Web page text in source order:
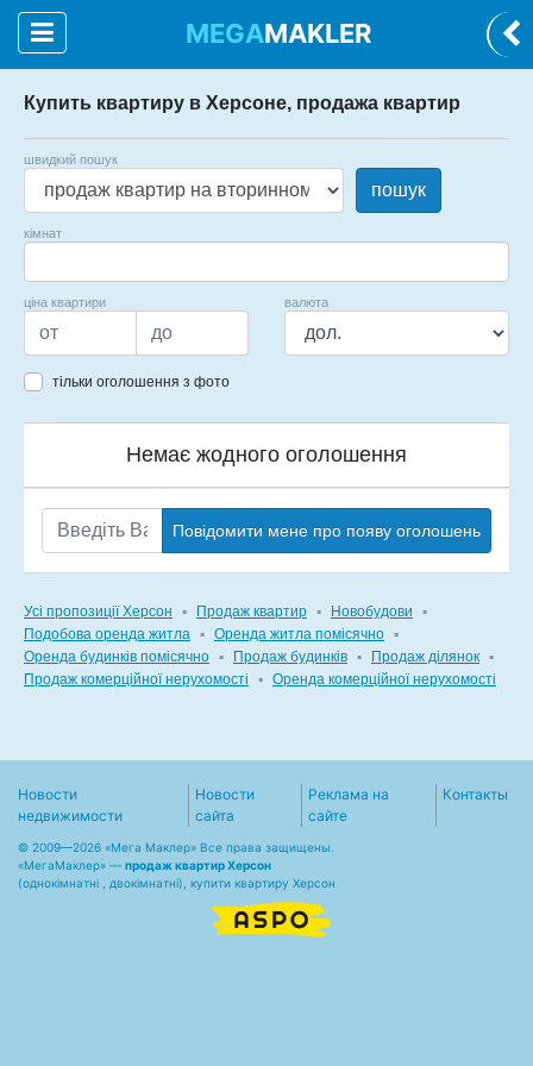
MEGAMAKLER
Купить квартиру в Херсоне, продажа квартир
швидкий пошук
пошук
кімнат
ціна квартири валюта
тільки оголошення з фото
Немає жодного оголошення
Повідомити мене про появу оголошень
Усі пропозиції Херсон ▪ Продаж квартир ▪ Новобудови
▪
Подобова оренда житла ▪ Оренда житла помісячно ▪
Оренда будинків помісячно ▪ Продаж будинків ▪ Продаж ділянок ▪
Продаж комерційної нерухомості
▪ Оренда комерційної нерухомості
Новости
недвижимости
Новости
сайта
Реклама на
сайте
Контакты
© 2009—2026 «Мега Маклер» Все права защищены.
«МегаМаклер» — продаж квартир Херсон
(однокімнатні , двокімнатні), купити квартиру Херсон